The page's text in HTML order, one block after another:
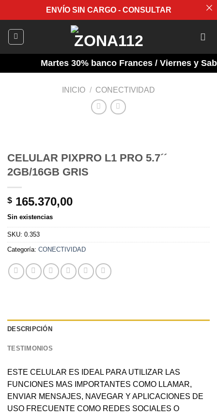
ENVÍO SIN CARGO - CONSULTAR
Martes 30% banco Frances / Viernes y
INICIO / CONECTIVIDAD
CELULAR PIXPRO L1 PRO 5.7´´
2GB/16GB GRIS
$ 165.370,00
Sin existencias
SKU: 0.353
Categoría: CONECTIVIDAD
DESCRIPCIÓN
TESTIMONIOS
ESTE CELULAR ES IDEAL PARA UTILIZAR LAS
FUNCIONES MAS IMPORTANTES COMO LLAMAR,
ENVIAR MENSAJES, NAVEGAR Y APLICACIONES DE
USO FRECUENTE COMO REDES SOCIALES O